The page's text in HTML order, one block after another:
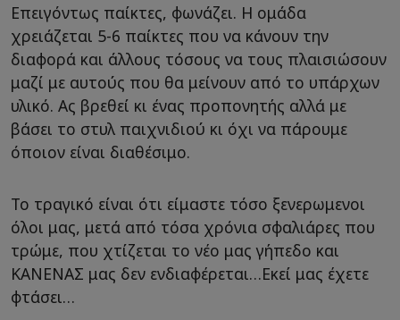
Επειγόντως παίκτες, φωνάζει. Η ομάδα
χρειάζεται 5-6 παίκτες που να κάνουν την
διαφορά και άλλους τόσους να τους πλαισιώσουν
μαζί με αυτούς που θα μείνουν από το υπάρχων
υλικό. Ας βρεθεί κι ένας προπονητής αλλά με
βάσει το στυλ παιχνιδιού κι όχι να πάρουμε
όποιον είναι διαθέσιμο.
Το τραγικό είναι ότι είμαστε τόσο ξενερωμενοι
όλοι μας, μετά από τόσα χρόνια σφαλιάρες που
τρώμε, που χτίζεται το νέο μας γήπεδο και
ΚΑΝΕΝΑΣ μας δεν ενδιαφέρεται…Εκεί μας έχετε
φτάσει…